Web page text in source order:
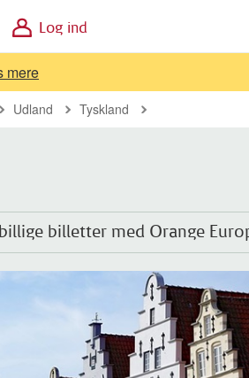
Log ind
mere
Udland Tyskland
billetter med Orange